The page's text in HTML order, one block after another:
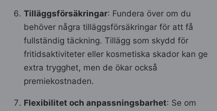
Tilläggsförsäkringar: Fundera över om du
behöver några tilläggsförsäkringar för att få
fullständig täckning. Tillägg som skydd för
fritidsaktiviteter eller kosmetiska skador kan ge
extra trygghet, men de ökar också
premiekostnaden.
Flexibilitet och anpassningsbarhet: Se om